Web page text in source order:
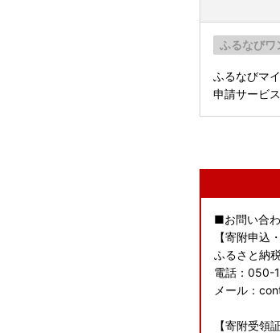
ふるなびワ
ふるなびマ
申請サービ
■お問い合
【寄附申込
ふるさと納
電話：050-
メール：
【寄附受領